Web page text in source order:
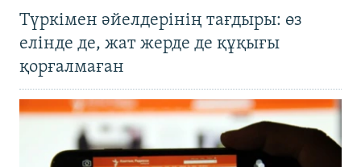
Түркімен әйелдерінің тағдыры: өз
елінде де, жат жерде де құқығы
қорғалмаған